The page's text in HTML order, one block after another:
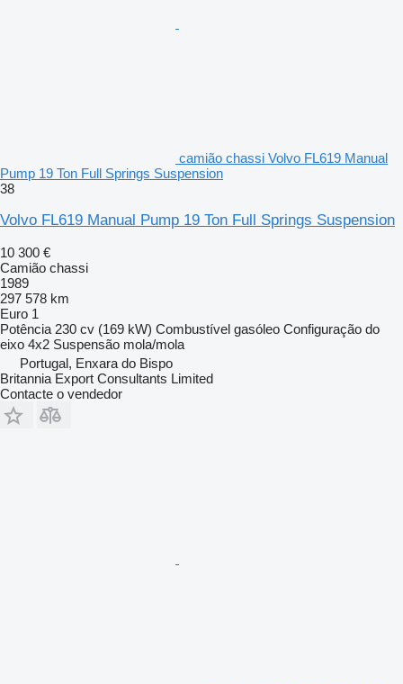
camião chassi Volvo FL619 Manual
Pump 19 Ton Full Springs Suspension
38
Volvo FL619 Manual Pump 19 Ton Full Springs Suspension
10 300 €
Camião chassi
1989
297 578 km
Euro 1
Potência 230 cv (169 kW) Combustível gasóleo Configuração do
eixo 4x2 Suspensão mola/mola
Portugal, Enxara do Bispo
Britannia Export Consultants Limited
Contacte o vendedor